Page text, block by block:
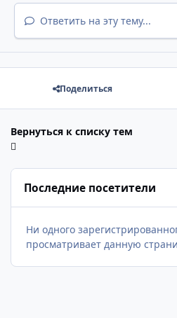
Ответить на эту тему...
Поделиться
Вернуться к списку тем
Последние посетители
Ни одного
просматривает данную